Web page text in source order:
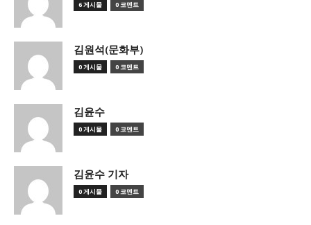
6 게시물 0 코멘트
김원석(문화부)
0 게시물 0 코멘트
김윤수
0 게시물 0 코멘트
김윤수 기자
0 게시물 0 코멘트